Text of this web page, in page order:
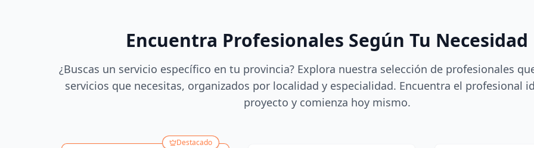
Encuentra Profesionales Según Tu Necesidad
¿Buscas un servicio específico en tu provincia? Explora nuestra selección de profesionales
servicios que necesitas, organizados por localidad y especialidad. Encuentra el profesional
proyecto y comienza hoy mismo.
Destacado